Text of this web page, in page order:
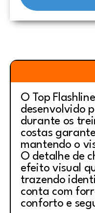
O Top
desenvolvido
durante os
costas
mantendo o
O detalhe de
efeito visual
trazendo
conta com
conforto e